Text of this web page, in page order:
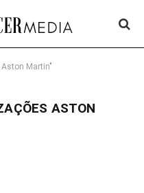
Martin"
ASTON